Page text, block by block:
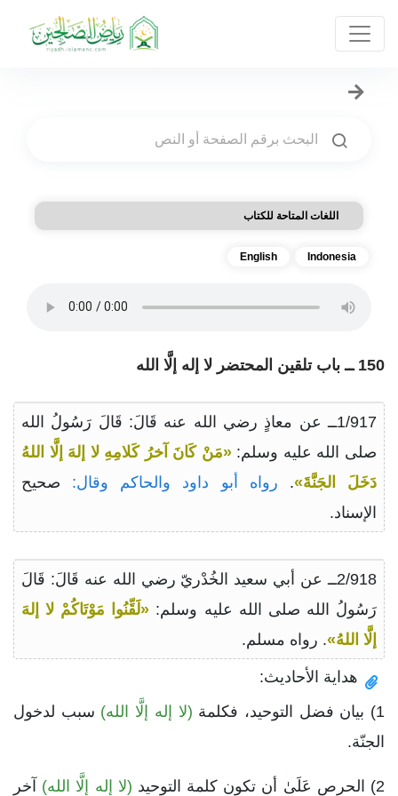
اللغات المتاحة للكتاب
Indonesia
English
150 ــ باب تلقين المحتضر لا إله إلَّا الله
1/917ــ عن معاذٍ رضي الله عنه قَالَ: قَالَ رَسُولُ الله
صلى الله عليه وسلم:«مَنْ كَانَ آخرُ كَلامِهِ لا إلهَ إلَّا اللهُ
دَخَلَ الجَنَّةَ». رواه أبو داود والحاكم وقال: صحيح
الإسناد.
2/918ــ عن أبي سعيد الخُدْريّ رضي الله عنه قَالَ: قَالَ
رَسُولُ الله صلى الله عليه وسلم: «لَقِّنُوا مَوْتَاكُمْ لا إلهَ
إلَّا اللهُ». رواه مسلم.
هداية الأحاديث:
1) بيان فضل التوحيد، فكلمة
(لا إله إلَّا الله) سبب لدخول
الجنّة.
2) الحرص عَلَىٰ أن تكون كلمة التوحيد (لا إله إلَّا الله) آخر